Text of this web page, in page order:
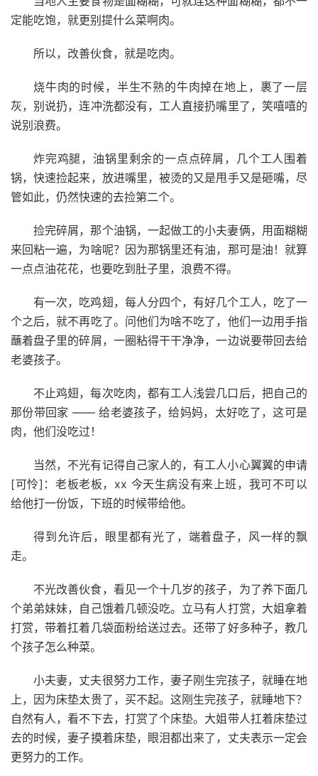
定能吃饱，就更别提什么菜啊肉。
所以，改善伙食，就是吃肉。
烧牛肉的时候，半生不熟的牛肉掉在地上，裹了一层
灰，别说扔，连冲洗都没有，工人直接扔嘴里了，笑嘻嘻的
说别浪费。
炸完鸡腿，油锅里剩余的一点点碎屑，几个工人围着
锅，快速捡起来，放进嘴里，被烫的又是甩手又是砸嘴，尽
管如此，仍然快速的去捡第二个。
捡完碎屑，那个油锅，一起做工的小夫妻俩，用面糊糊
来回粘一遍，为啥呢？因为那锅里还有油，那可是油！就算
一点点油花花，也要吃到肚子里，浪费不得。
有一次，吃鸡翅，每人分四个，有好几个工人，吃了一
个之后，就不再吃了。问他们为啥不吃了，他们一边用手指
蘸着盘子里的碎屑，一圈粘得干干净净，一边说要带回去给
老婆孩子。
不止鸡翅，每次吃肉，都有工人浅尝几口后，把自己的
那份带回家 —— 给老婆孩子，给妈妈，太好吃了，这可是
肉，他们没吃过！
当然，不光有记得自己家人的，有工人小心翼翼的申请
[可怜]：老板老板，xx 今天生病没有来上班，我可不可以
给他打一份饭，下班的时候带给他。
得到允许后，眼里都有光了，端着盘子，风一样的飘
走。
不光改善伙食，看见一个十几岁的孩子，为了养下面几
个弟弟妹妹，自己饿着几顿没吃。立马有人打赏，大姐拿着
打赏，带着扛着几袋面粉给送过去。还带了好多种子，教几
个孩子怎么种菜。
小夫妻，丈夫很努力工作，妻子刚生完孩子，就睡在地
上，因为床垫太贵了，买不起。这刚生完孩子，就睡地下？
自然有人，看不下去，打赏了个床垫。大姐带人扛着床垫过
去的时候，妻子摸着床垫，眼泪都出来了，丈夫表示一定会
更努力的工作。